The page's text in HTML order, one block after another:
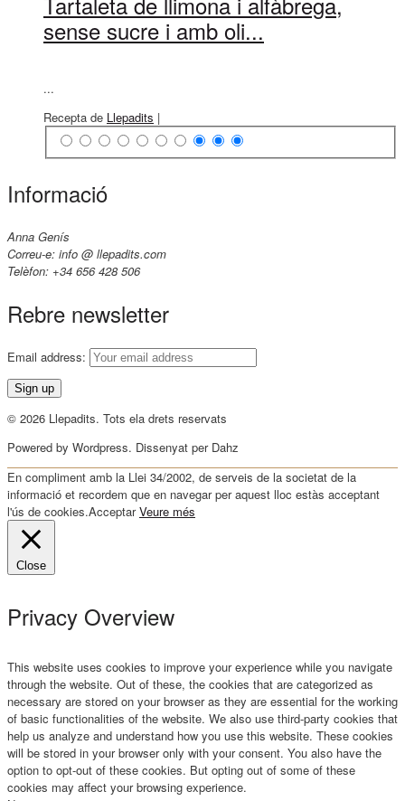
sense sucre i amb oli...
...
Recepta de Llepadits |
Informació
Anna Genís
Correu-e: info @ llepadits.com
Telèfon: +34 656 428 506
Rebre newsletter
Email address:
© 2026 Llepadits. Tots ela drets reservats
Powered by Wordpress. Dissenyat per Dahz
En compliment amb la Llei 34/2002, de serveis de la societat de la
informació et recordem que en navegar per aquest lloc estàs acceptant
l'ús de cookies.Acceptar Veure més
Close
Privacy Overview
This website uses cookies to improve your experience while you navigate
through the website. Out of these, the cookies that are categorized as
necessary are stored on your browser as they are essential for the working
of basic functionalities of the website. We also use third-party cookies that
help us analyze and understand how you use this website. These cookies
will be stored in your browser only with your consent. You also have the
option to opt-out of these cookies. But opting out of some of these
cookies may affect your browsing experience.